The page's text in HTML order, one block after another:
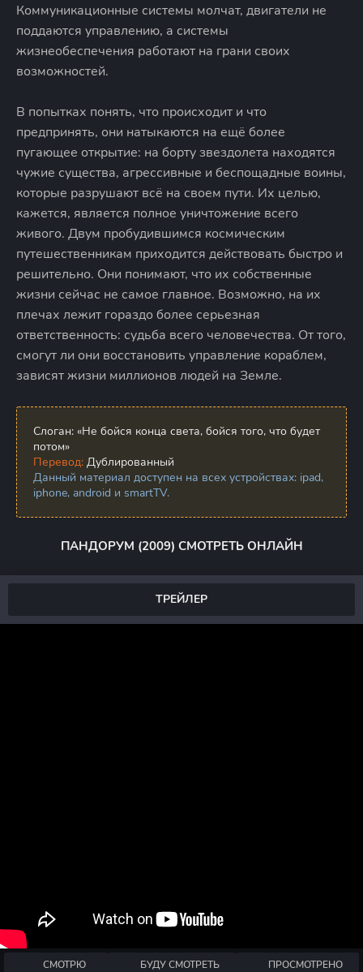
Коммуникационные системы молчат, двигатели не
поддаются управлению, а системы
жизнеобеспечения работают на грани своих
возможностей.
В попытках понять, что происходит и что
предпринять, они натыкаются на ещё более
пугающее открытие: на борту звездолета находятся
чужие существа, агрессивные и беспощадные воины,
которые разрушают всё на своем пути. Их целью,
кажется, является полное уничтожение всего
живого. Двум пробудившимся космическим
путешественникам приходится действовать быстро и
решительно. Они понимают, что их собственные
жизни сейчас не самое главное. Возможно, на их
плечах лежит гораздо более серьезная
ответственность: судьба всего человечества. От того,
смогут ли они восстановить управление кораблем,
зависят жизни миллионов людей на Земле.
Слоган: «Не бойся конца света, бойся того, что будет
потом»
Перевод: Дублированный
Данный материал доступен на всех устройствах: ipad,
iphone, android и smartTV.
ПАНДОРУМ (2009) СМОТРЕТЬ ОНЛАЙН
ТРЕЙЛЕР
СМОТРЮ БУДУ СМОТРЕТЬ
ПРОСМОТРЕНО